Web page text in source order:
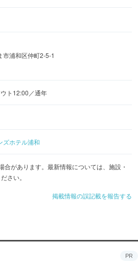
市浦和区仲町2-5-1
ト12:00／通年
ズホテル浦和
があります。最新情報については、施設・
さい。
掲載情報の誤記載を報告する
PR